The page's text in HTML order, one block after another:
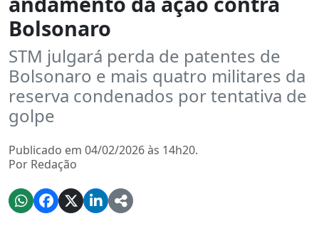
Bolsonaro
STM julgará perda de patentes de
Bolsonaro e mais quatro militares da
reserva condenados por tentativa de
golpe
Publicado em 04/02/2026 às 14h20.
Por Redação